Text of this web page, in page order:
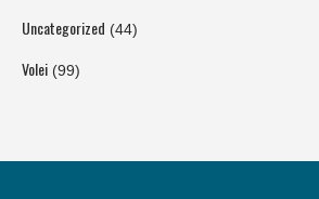
Uncategorized (44)
Volei (99)